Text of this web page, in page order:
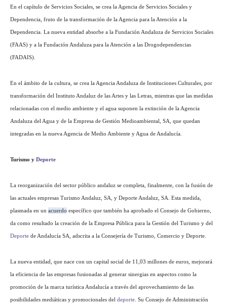
En el capítulo de Servicios Sociales, se crea la Agencia de Servicios Sociales y
Dependencia, fruto de la transformación de la Agencia para la Atención a la
Dependencia. La nueva entidad absorbe a la Fundación Andaluza de Servicios Sociales
(FAAS) y a la Fundación Andaluza para la Atención a las Drogodependencias
(FADAIS).
En el ámbito de la cultura, se crea la Agencia Andaluza de Instituciones Culturales, por
transformación del Instituto Andaluz de las Artes y las Letras, mientras que las medidas
relacionadas con el medio ambiente y el agua suponen la extinción de la Agencia
Andaluza del Agua y de la Empresa de Gestión Medioambiental, SA, que quedan
integradas en la nueva Agencia de Medio Ambiente y Agua de Andalucía.
Turismo y Deporte
La reorganización del sector público andaluz se completa, finalmente, con la fusión de
las actuales empresas Turismo Andaluz, SA, y Deporte Andaluz, SA. Esta medida,
plasmada en un acuerdo específico que también ha aprobado el Consejo de Gobierno,
da como resultado la creación de la Empresa Pública para la Gestión del Turismo y del
Deporte de Andalucía SA, adscrita a la Consejería de Turismo, Comercio y Deporte.
La nueva entidad, que nace con un capital social de 11,03 millones de euros, mejorará
la eficiencia de las empresas fusionadas al generar sinergias en aspectos como la
promoción de la marca turística Andalucía a través del aprovechamiento de las
posibilidades mediáticas y promocionales del deporte. Su Consejo de Administración